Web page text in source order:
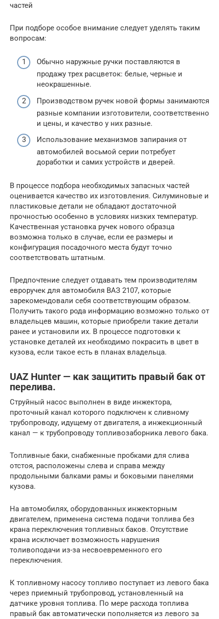
частей
При подборе особое внимание следует уделять таким
вопросам:
Обычно наружные ручки поставляются в
продажу трех расцветок: белые, черные и
неокрашенные.
Производством ручек новой формы занимаются
разные компании изготовители, соответственно
и цены, и качество у них разные.
Использование механизмов запирания от
автомобилей восьмой серии потребует
доработки и самих устройств и дверей.
В процессе подбора необходимых запасных частей
оценивается качество их изготовления. Силуминовые и
пластиковые детали не обладают достаточной
прочностью особенно в условиях низких температур.
Качественная установка ручек нового образца
возможна только в случае, если ее размеры и
конфигурация посадочного места будут точно
соответствовать штатным.
Предпочтение следует отдавать тем производителям
евроручек для автомобиля ВАЗ 2107, которые
зарекомендовали себя соответствующим образом.
Получить такого рода информацию возможно только от
владельцев машин, которые приобрели такие детали
ранее и установили их. В процессе подготовки к
установке деталей их необходимо покрасить в цвет в
кузова, если такое есть в планах владельца.
UAZ Hunter — как защитить правый бак от
перелива.
Струйный насос выполнен в виде инжектора,
проточный канал которого подключен к сливному
трубопроводу, идущему от двигателя, а инжекционный
канал — к трубопроводу топливозаборника левого бака.
Топливные баки, снабженные пробками для слива
отстоя, расположены слева и справа между
продольными балками рамы и боковыми панелями
кузова.
На автомобилях, оборудованных инжекторным
двигателем, применена система подачи топлива без
крана переключения топливных баков. Отсутствие
крана исключает возможность нарушения
толивоподачи из-за несвоевременного его
переключения.
К топливному насосу топливо поступает из левого бака
через приемный трубопровод, установленный на
датчике уровня топлива. По мере расхода топлива
правый бак автоматически пополняется из левого за